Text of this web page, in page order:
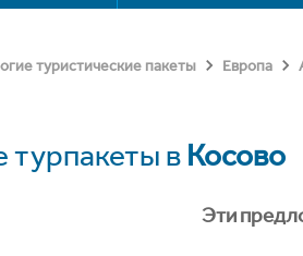
туристические пакеты Европа
в Косово
Эти